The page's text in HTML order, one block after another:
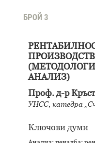
БРОЙ 3
АНАЛИЗ)
Проф. д-р
УНСС, катедра
Ключови думи